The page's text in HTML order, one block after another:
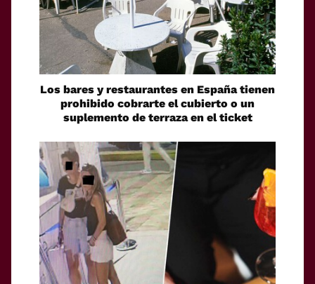
Los bares y restaurantes en España tienen
prohibido cobrarte el cubierto o un
suplemento de terraza en el ticket